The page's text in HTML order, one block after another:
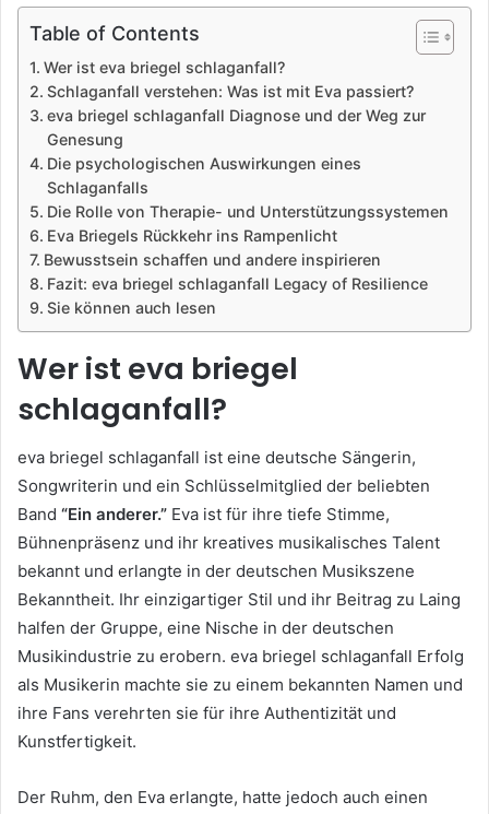
Table of Contents
Wer ist eva briegel schlaganfall?
Schlaganfall verstehen: Was ist mit Eva passiert?
eva briegel schlaganfall Diagnose und der Weg zur
Genesung
Die psychologischen Auswirkungen eines
Schlaganfalls
Die Rolle von Therapie- und Unterstützungssystemen
Eva Briegels Rückkehr ins Rampenlicht
Bewusstsein schaffen und andere inspirieren
Fazit: eva briegel schlaganfall Legacy of Resilience
Sie können auch lesen
Wer ist eva briegel
schlaganfall?
eva briegel schlaganfall ist eine deutsche Sängerin,
Songwriterin und ein Schlüsselmitglied der beliebten
Band “Ein anderer.” Eva ist für ihre tiefe Stimme,
Bühnenpräsenz und ihr kreatives musikalisches Talent
bekannt und erlangte in der deutschen Musikszene
Bekanntheit. Ihr einzigartiger Stil und ihr Beitrag zu Laing
halfen der Gruppe, eine Nische in der deutschen
Musikindustrie zu erobern. eva briegel schlaganfall Erfolg
als Musikerin machte sie zu einem bekannten Namen und
ihre Fans verehrten sie für ihre Authentizität und
Kunstfertigkeit.
Der Ruhm, den Eva erlangte, hatte jedoch auch einen